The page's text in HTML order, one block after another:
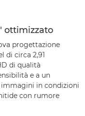
ottimizzato
progettazione
di circa 2,91
di qualità
e a un
in condizioni
con rumore